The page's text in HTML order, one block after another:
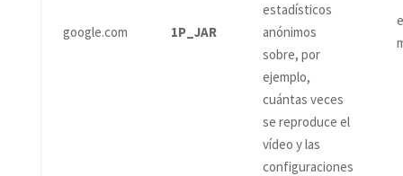
google.com 1P_JAR
estadísticos
anónimos
sobre, por
ejemplo,
cuántas veces
se reproduce el
vídeo y las
configuraciones